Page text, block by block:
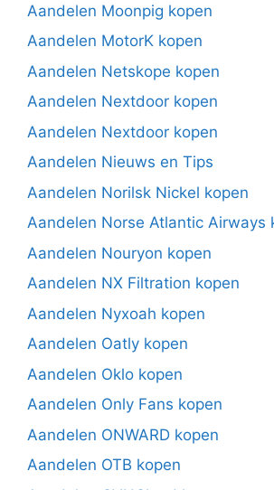
Aandelen Moonpig kopen
Aandelen MotorK kopen
Aandelen Netskope kopen
Aandelen Nextdoor kopen
Aandelen Nextdoor kopen
Aandelen Nieuws en Tips
Aandelen Norilsk Nickel kopen
Aandelen Norse Atlantic Airways
Aandelen Nouryon kopen
Aandelen NX Filtration kopen
Aandelen Nyxoah kopen
Aandelen Oatly kopen
Aandelen Oklo kopen
Aandelen Only Fans kopen
Aandelen ONWARD kopen
Aandelen OTB kopen